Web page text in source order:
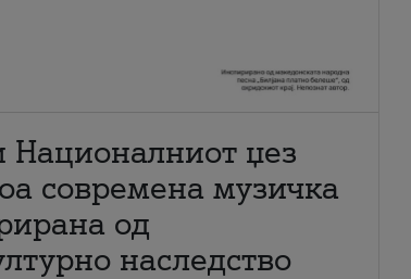
Националниот џез
современа музичка
од
наследство